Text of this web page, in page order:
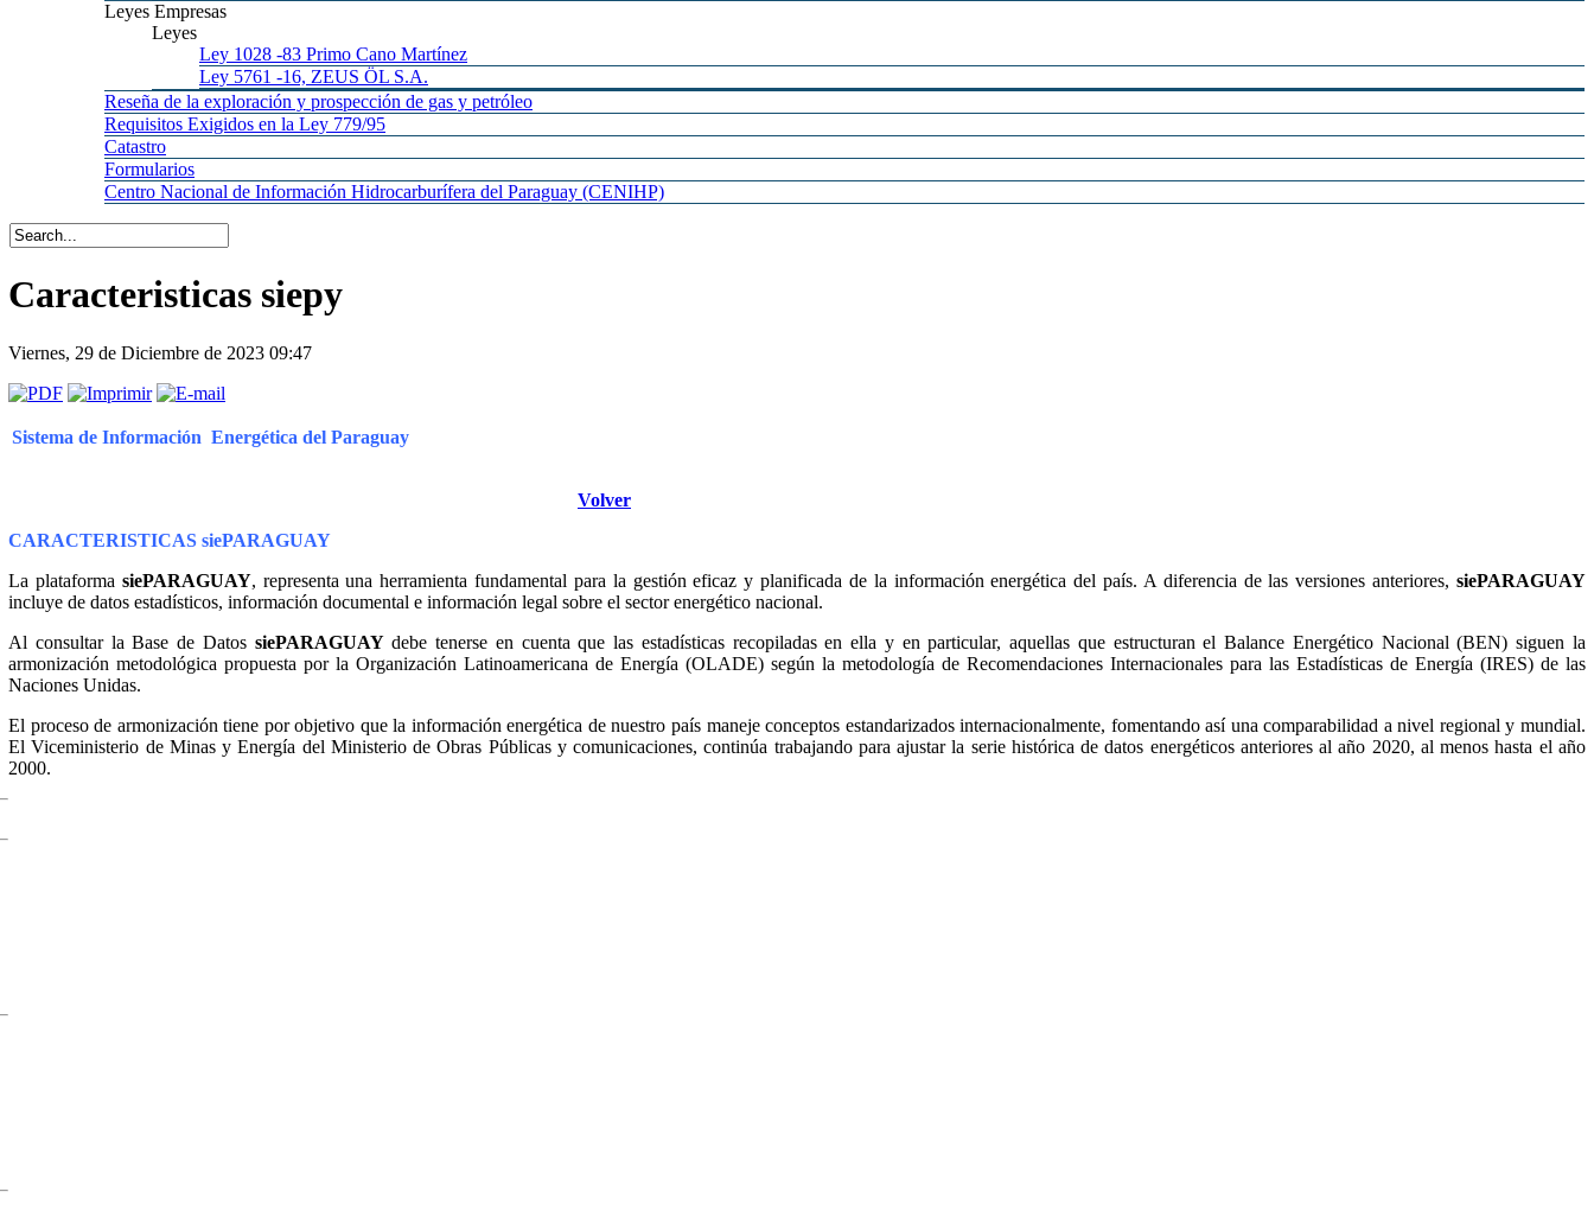
Leyes Empresas
Leyes
Ley 1028 -83 Primo Cano Martínez
Ley 5761 -16, ZEUS ÖL S.A.
Reseña de la exploración y prospección de gas y petróleo
Requisitos Exigidos en la Ley 779/95
Catastro
Formularios
Centro Nacional de Información Hidrocarburífera del Paraguay (CENIHP)
Caracteristicas siepy
Viernes, 29 de Diciembre de 2023 09:47
Sistema de Información Energética del Paraguay
Volver
CARACTERISTICAS siePARAGUAY
La plataforma siePARAGUAY, representa una herramienta fundamental para la gestión eficaz y planificada de la información energética del país. A diferencia de las versiones anteriores,siePARAGUAY
incluye de datos estadísticos, información documental e información legal sobre el sector energético nacional.
Al consultar la Base de Datos siePARAGUAYdebe tenerse en cuenta que las estadísticas recopiladas en ella y en particular, aquellas que estructuran el Balance Energético Nacional (BEN) siguen la
armonización metodológica propuesta por la Organización Latinoamericana de Energía (OLADE) según la metodología de Recomendaciones Internacionales para las Estadísticas de Energía (IRES) de las
Naciones Unidas.
El proceso de armonización tiene por objetivo que la información energética de nuestro país maneje conceptos estandarizados internacionalmente, fomentando así una comparabilidad a nivel regional y mundial.
El Viceministerio de Minas y Energía del Ministerio de Obras Públicas y comunicaciones, continúa trabajando para ajustar la serie histórica de datos energéticos anteriores al año 2020, al menos hasta el año
2000.